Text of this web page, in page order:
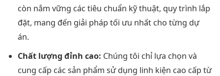
còn nắm vững các tiêu chuẩn kỹ thuật, quy trình lắp
đặt, mang đến giải pháp tối ưu nhất cho từng dự
án.
Chất lượng đỉnh cao: Chúng tôi chỉ lựa chọn và
cung cấp các sản phẩm sử dụng linh kiện cao cấp từ